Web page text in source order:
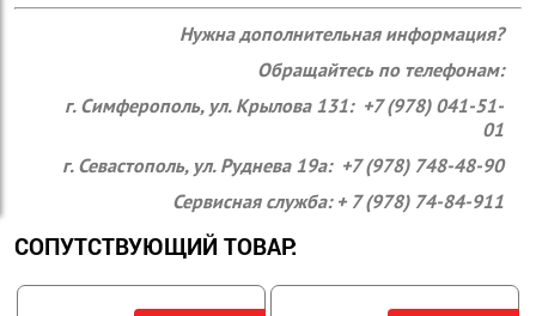
Нужна дополнительная информация?
Обращайтесь по телефонам:
г. Симферополь, ул. Крылова 131: +7 (978) 041-51-
01
г. Севастополь, ул. Руднева 19а: +7 (978) 748-48-90
Сервисная служба: + 7 (978) 74-84-911
СОПУТСТВУЮЩИЙ ТОВАР: